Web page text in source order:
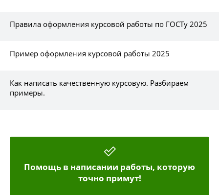
Правила оформления курсовой работы по ГОСТу 2025
Пример оформления курсовой работы 2025
Как написать качественную курсовую. Разбираем
примеры.
Помощь в написании работы, которую
точно примут!